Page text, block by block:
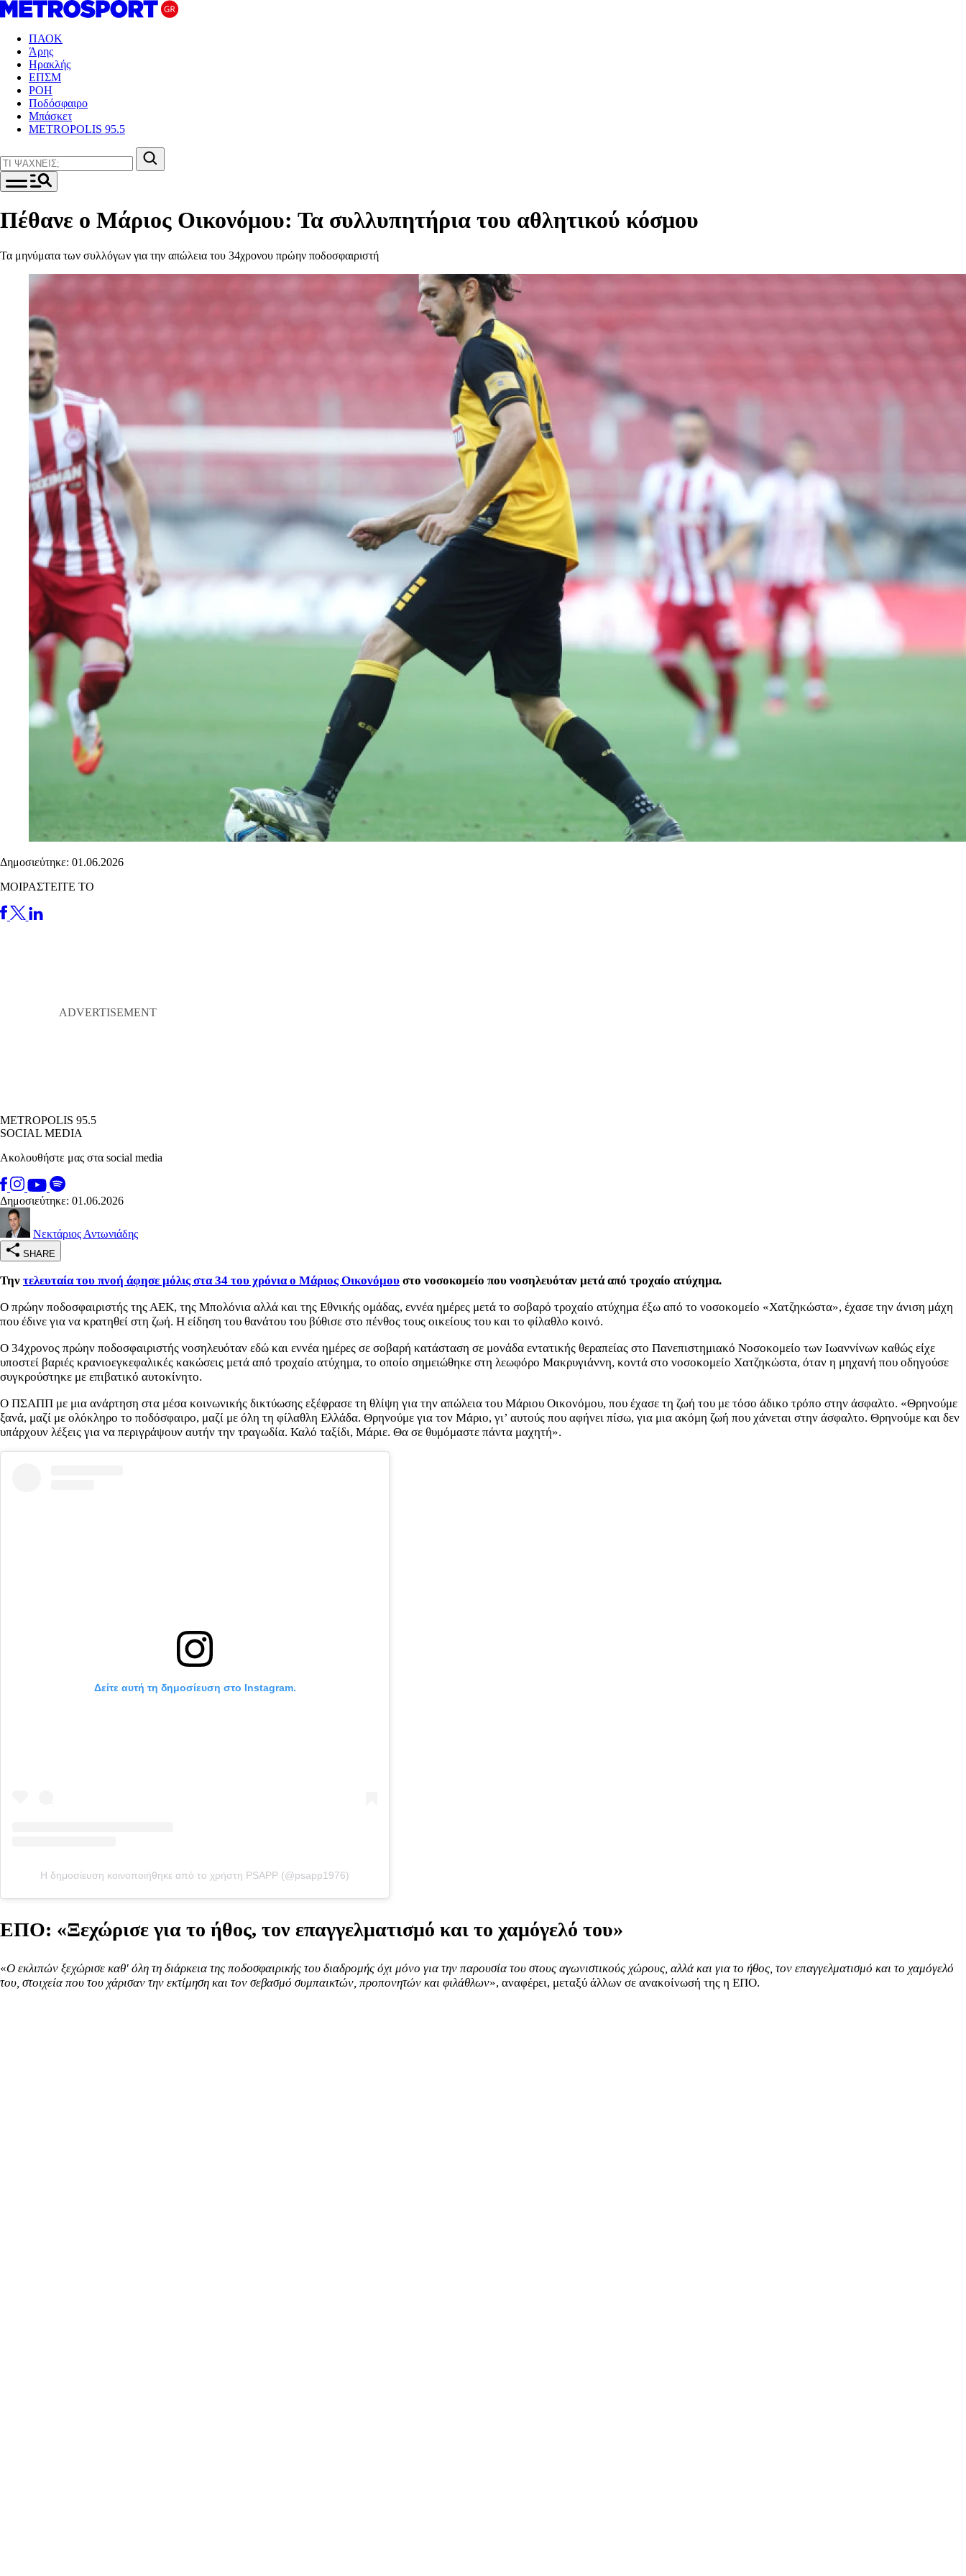
ΠΑΟΚ
Άρης
Ηρακλής
ΕΠΣΜ
ΡΟΗ
Ποδόσφαιρο
Μπάσκετ
METROPOLIS 95.5
Πέθανε ο Μάριος Οικονόμου: Τα συλλυπητήρια του αθλητικού κόσμου
Τα μηνύματα των συλλόγων για την απώλεια του 34χρονου πρώην ποδοσφαιριστή
Δημοσιεύτηκε: 01.06.2026
ΜΟΙΡΑΣΤΕΙΤΕ ΤΟ
METROPOLIS 95.5
SOCIAL MEDIA
Ακολουθήστε μας στα social media
Δημοσιεύτηκε: 01.06.2026
Νεκτάριος Αντωνιάδης
SHARE
Την τελευταία του πνοή άφησε μόλις στα 34 του χρόνια ο Μάριος Οικονόμου στο νοσοκομείο που νοσηλευόταν μετά από τροχαίο ατύχημα.
Ο πρώην ποδοσφαιριστής της ΑΕΚ, της Μπολόνια αλλά και της Εθνικής ομάδας, εννέα ημέρες μετά το σοβαρό τροχαίο ατύχημα έξω από το νοσοκομείο «Χατζηκώστα», έχασε την άνιση μάχη
που έδινε για να κρατηθεί στη ζωή. Η είδηση του θανάτου του βύθισε στο πένθος τους οικείους του και το φίλαθλο κοινό.
Ο 34χρονος πρώην ποδοσφαιριστής νοσηλευόταν εδώ και εννέα ημέρες σε σοβαρή κατάσταση σε μονάδα εντατικής θεραπείας στο Πανεπιστημιακό Νοσοκομείο των Ιωαννίνων καθώς είχε
υποστεί βαριές κρανιοεγκεφαλικές κακώσεις μετά από τροχαίο ατύχημα, το οποίο σημειώθηκε στη λεωφόρο Μακρυγιάννη, κοντά στο νοσοκομείο Χατζηκώστα, όταν η μηχανή που οδηγούσε
συγκρούστηκε με επιβατικό αυτοκίνητο.
Ο ΠΣΑΠΠ με μια ανάρτηση στα μέσα κοινωνικής δικτύωσης εξέφρασε τη θλίψη για την απώλεια του Μάριου Οικονόμου, που έχασε τη ζωή του με τόσο άδικο τρόπο στην άσφαλτο. «Θρηνούμε
ξανά, μαζί με ολόκληρο το ποδόσφαιρο, μαζί με όλη τη φίλαθλη Ελλάδα. Θρηνούμε για τον Μάριο, γι’ αυτούς που αφήνει πίσω, για μια ακόμη ζωή που χάνεται στην άσφαλτο. Θρηνούμε και δεν
υπάρχουν λέξεις για να περιγράψουν αυτήν την τραγωδία. Καλό ταξίδι, Μάριε. Θα σε θυμόμαστε πάντα μαχητή».
Δείτε αυτή τη δημοσίευση στο Instagram.
Η δημοσίευση κοινοποιήθηκε από το χρήστη PSAPP (@psapp1976)
ΕΠΟ: «Ξεχώρισε για το ήθος, τον επαγγελματισμό και το χαμόγελό του»
«Ο εκλιπών ξεχώρισε καθ' όλη τη διάρκεια της ποδοσφαιρικής του διαδρομής όχι μόνο για την παρουσία του στους αγωνιστικούς χώρους, αλλά και για το ήθος, τον επαγγελματισμό και το χαμόγελό
του, στοιχεία που του χάρισαν την εκτίμηση και τον σεβασμό συμπαικτών, προπονητών και φιλάθλων», αναφέρει, μεταξύ άλλων σε ανακοίνωσή της η ΕΠΟ.